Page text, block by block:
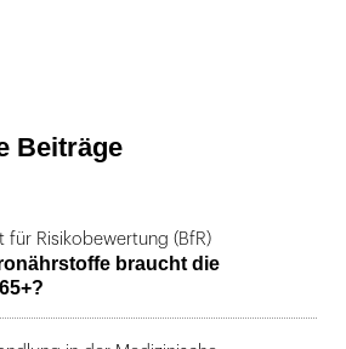
Beiträge
für Risikobewertung (BfR)
braucht die